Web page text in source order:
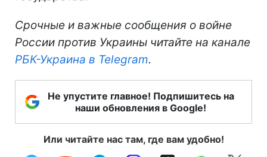
Срочные и важные сообщения о войне
России против Украины читайте на канале
РБК-Украина в Telegram.
Не упустите главное! Подпишитесь на
наши обновления в Google!
Или читайте нас там, где вам удобно!